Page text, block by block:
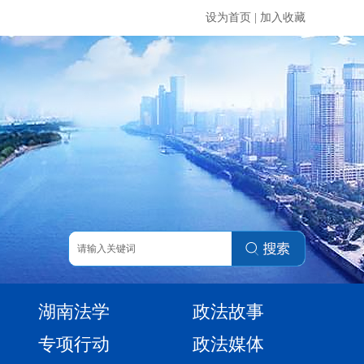
设为首页 加入收藏
湖南法学
政法故事
专项行动
政法媒体